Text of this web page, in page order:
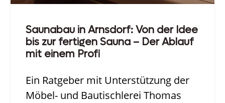
Saunabau in Arnsdorf: Von der Idee
bis zur fertigen Sauna – Der Ablauf
mit einem Profi
Ein Ratgeber mit Unterstützung der
Möbel- und Bautischlerei Thomas